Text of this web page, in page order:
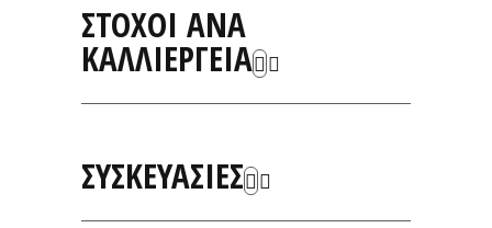
ΣΤΟΧΟΙ ΑΝΑ
ΚΑΛΛΙΕΡΓΕΙΑ
ΣΥΣΚΕΥΑΣΙΕΣ